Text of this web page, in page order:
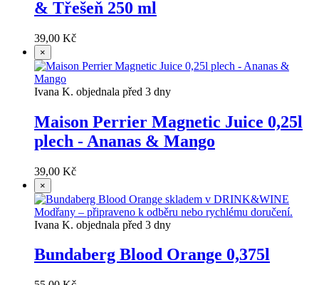
& Třešeň 250 ml
39,00 Kč
×
Ivana K. objednala před 3 dny
Maison Perrier Magnetic Juice 0,25l
plech - Ananas & Mango
39,00 Kč
×
Ivana K. objednala před 3 dny
Bundaberg Blood Orange 0,375l